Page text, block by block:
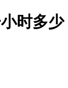
时多少